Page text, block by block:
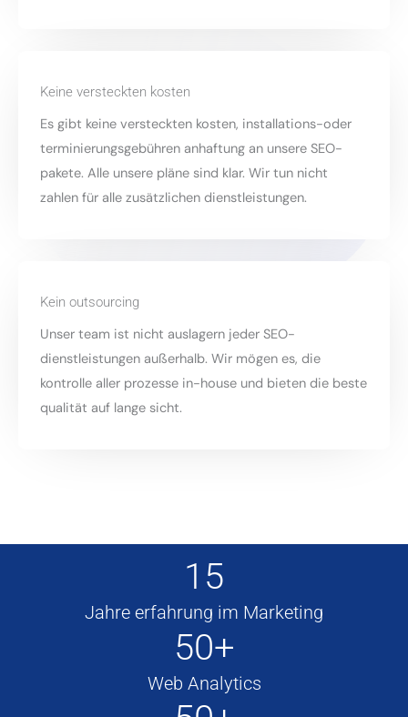
Keine versteckten kosten
Es gibt keine versteckten kosten, installations-oder
terminierungsgebühren anhaftung an unsere SEO-
pakete. Alle unsere pläne sind klar. Wir tun nicht
zahlen für alle zusätzlichen dienstleistungen.
Kein outsourcing
Unser team ist nicht auslagern jeder SEO-
dienstleistungen außerhalb. Wir mögen es, die
kontrolle aller prozesse in-house und bieten die beste
qualität auf lange sicht.
15
Jahre erfahrung im Marketing
50+
Web Analytics